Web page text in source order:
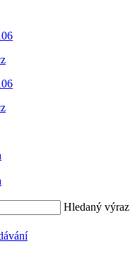
Hledaný výraz